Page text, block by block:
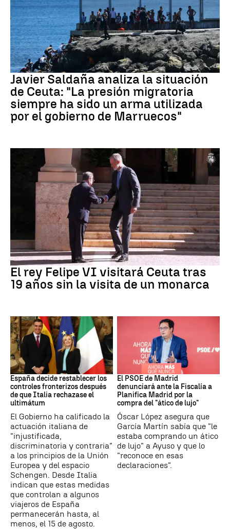
Crisis migratoria Ceuta
Javier Saldaña analiza la situación
de Ceuta: "La presión migratoria
siempre ha sido un arma utilizada
por el gobierno de Marruecos"
Crisis Migratoria
El rey Felipe VI visitará Ceuta tras
19 años sin la visita de un monarca
CRISIS MIGRATORIA
España decide restablecer los
controles fronterizos después
de que Italia rechazase el
ultimátum
El Gobierno ha calificado la
actuación italiana de
"injustificada,
discriminatoria y contraria"
a los principios de la Unión
Europea y del espacio
Schengen. Desde Italia
indican que estas medidas
que controlan a algunos
viajeros de España
permanecerán hasta, al
menos, el 15 de agosto.
PSOE MADRID
El PSOE de Madrid
denunciará ante la Fiscalía a
Planifica Madrid por la
compra del "ático de lujo"
Óscar López asegura que
García Martín sabía que "le
estaba comprando un ático
de lujo" a Ayuso y que lo
"reconoce en esas
declaraciones".